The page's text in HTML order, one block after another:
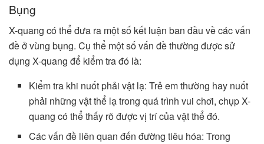
Bụng
X-quang có thể đưa ra một số kết luận ban đầu về các vấn
đề ở vùng bụng. Cụ thể một số vấn đề thường được sử
dụng X-quang để kiểm tra đó là:
Kiểm tra khi nuốt phải vật lạ: Trẻ em thường hay nuốt
phải những vật thể lạ trong quá trình vui chơi, chụp X-
quang có thể thấy rõ được vị trí của vật thể đó.
Các vấn đề liên quan đến đường tiêu hóa: Trong